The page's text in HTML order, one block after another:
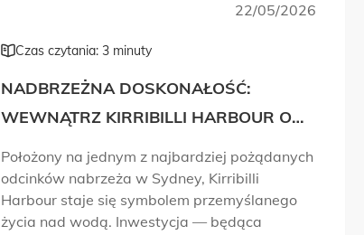
22/05/2026
Czas czytania: 3 minuty
NADBRZEŻNA DOSKONAŁOŚĆ:
WEWNĄTRZ KIRRIBILLI HARBOUR OD
Położony na jednym z najbardziej pożądanych
odcinków nabrzeża w Sydney, Kirribilli
Harbour staje się symbolem przemyślanego
życia nad wodą. Inwestycja — będąca